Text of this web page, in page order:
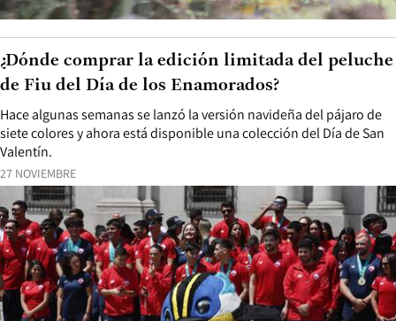
27 NOVIEMBRE
Hace algunas semanas se lanzó la versión navideña del pájaro de
siete colores y ahora está disponible una colección del Día de San
Valentín.
¿Dónde comprar la edición limitada del peluche
de Fiu del Día de los Enamorados?